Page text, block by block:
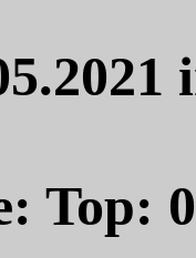
Top: 0